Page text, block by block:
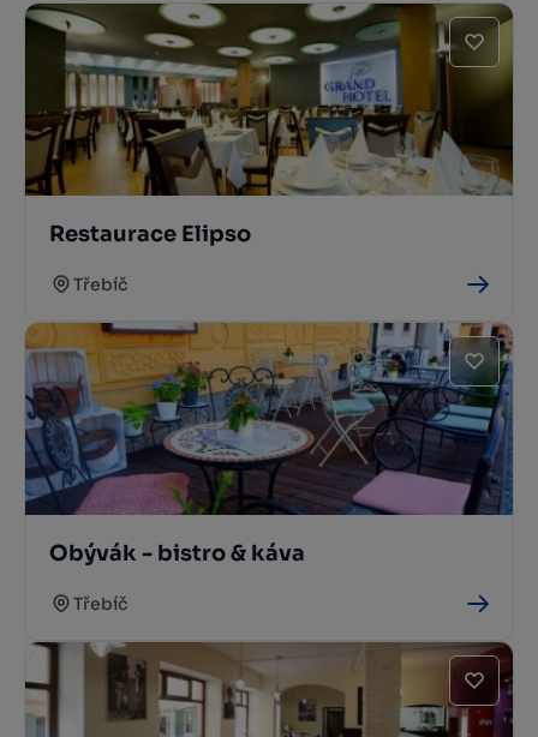
Restaurace Elipso
Třebíč
Obývák - bistro & káva
Třebíč